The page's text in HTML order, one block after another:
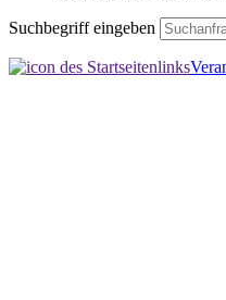
Suchbegriff eingeben